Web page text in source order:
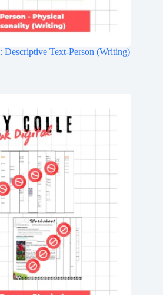
Descriptive Text-Person (Writing)